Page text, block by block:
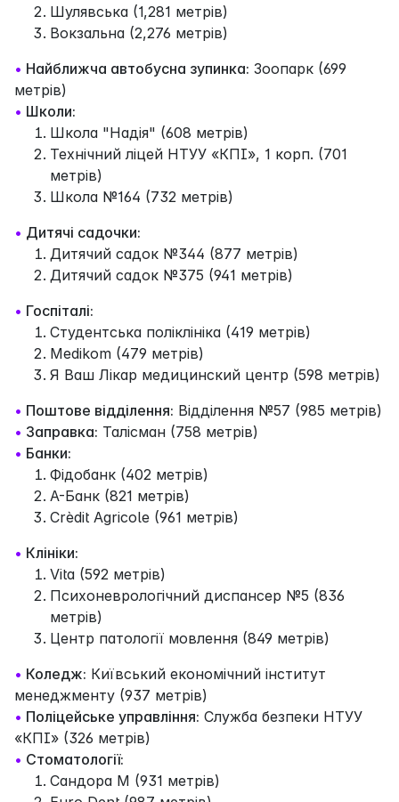
Шулявська (1,281 метрів)
Вокзальна (2,276 метрів)
• Найближча автобусна зупинка: Зоопарк (699
метрів)
• Школи:
Школа "Надія" (608 метрів)
Технічний ліцей НТУУ «КПІ», 1 корп. (701
метрів)
Школа №164 (732 метрів)
• Дитячі садочки:
Дитячий садок №344 (877 метрів)
Дитячий садок №375 (941 метрів)
• Госпіталі:
Студентська поліклініка (419 метрів)
Medikom (479 метрів)
Я Ваш Лікар медицинский центр (598 метрів)
• Поштове відділення: Відділення №57 (985 метрів)
• Заправка: Талісман (758 метрів)
• Банки:
Фідобанк (402 метрів)
А-Банк (821 метрів)
Crèdit Agricole (961 метрів)
• Клініки:
Vita (592 метрів)
Психоневрологічний диспансер №5 (836
метрів)
Центр патології мовлення (849 метрів)
• Коледж: Київський економічний інститут
менеджменту (937 метрів)
• Поліцейське управління: Cлужба безпеки НТУУ
«КПІ» (326 метрів)
• Стоматології:
Сандора М (931 метрів)